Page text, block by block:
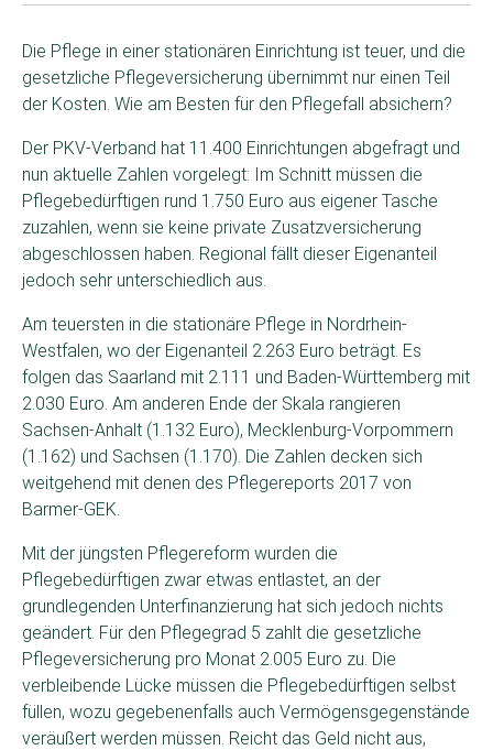
Die Pflege in einer stationären Einrichtung ist teuer, und die
gesetzliche Pflegeversicherung übernimmt nur einen Teil
der Kosten. Wie am Besten für den Pflegefall absichern?
Der PKV-Verband hat 11.400 Einrichtungen abgefragt und
nun aktuelle Zahlen vorgelegt: Im Schnitt müssen die
Pflegebedürftigen rund 1.750 Euro aus eigener Tasche
zuzahlen, wenn sie keine private Zusatzversicherung
abgeschlossen haben. Regional fällt dieser Eigenanteil
jedoch sehr unterschiedlich aus.
Am teuersten in die stationäre Pflege in Nordrhein-
Westfalen, wo der Eigenanteil 2.263 Euro beträgt. Es
folgen das Saarland mit 2.111 und Baden-Württemberg mit
2.030 Euro. Am anderen Ende der Skala rangieren
Sachsen-Anhalt (1.132 Euro), Mecklenburg-Vorpommern
(1.162) und Sachsen (1.170). Die Zahlen decken sich
weitgehend mit denen des Pflegereports 2017 von
Barmer-GEK.
Mit der jüngsten Pflegereform wurden die
Pflegebedürftigen zwar etwas entlastet, an der
grundlegenden Unterfinanzierung hat sich jedoch nichts
geändert. Für den Pflegegrad 5 zahlt die gesetzliche
Pflegeversicherung pro Monat 2.005 Euro zu. Die
verbleibende Lücke müssen die Pflegebedürftigen selbst
füllen, wozu gegebenenfalls auch Vermögensgegenstände
veräußert werden müssen. Reicht das Geld nicht aus,